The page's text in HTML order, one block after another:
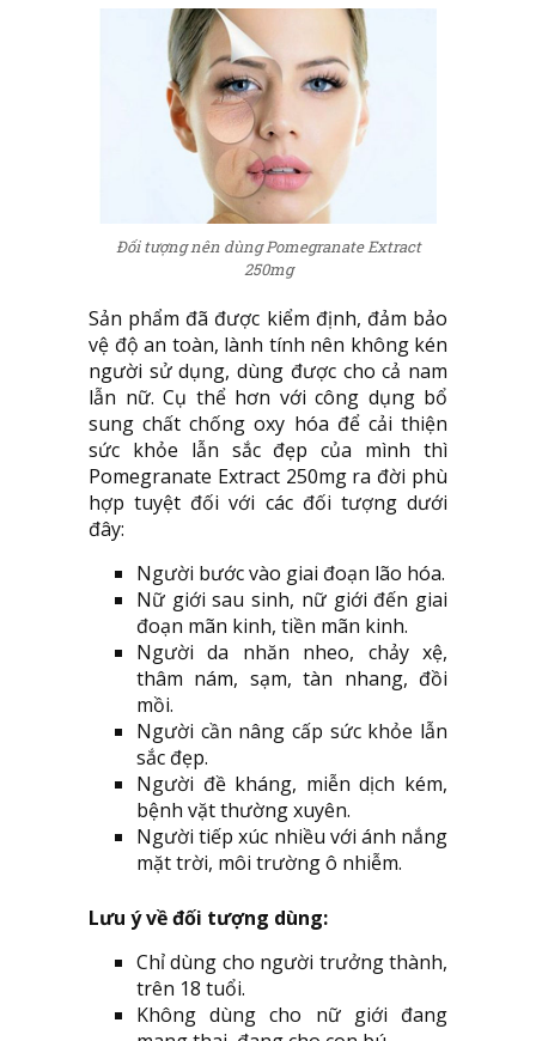
Đối tượng nên dùng Pomegranate Extract
250mg
Sản phẩm đã được kiểm định, đảm bảo
vệ độ an toàn, lành tính nên không kén
người sử dụng, dùng được cho cả nam
lẫn nữ. Cụ thể hơn với công dụng bổ
sung chất chống oxy hóa để cải thiện
sức khỏe lẫn sắc đẹp của mình thì
Pomegranate Extract 250mg ra đời phù
hợp tuyệt đối với các đối tượng dưới
đây:
Người bước vào giai đoạn lão hóa.
Nữ giới sau sinh, nữ giới đến giai
đoạn mãn kinh, tiền mãn kinh.
Người da nhăn nheo, chảy xệ,
thâm nám, sạm, tàn nhang, đồi
mồi.
Người cần nâng cấp sức khỏe lẫn
sắc đẹp.
Người đề kháng, miễn dịch kém,
bệnh vặt thường xuyên.
Người tiếp xúc nhiều với ánh nắng
mặt trời, môi trường ô nhiễm.
Lưu ý về đối tượng dùng:
Chỉ dùng cho người trưởng thành,
trên 18 tuổi.
Không dùng cho nữ giới đang